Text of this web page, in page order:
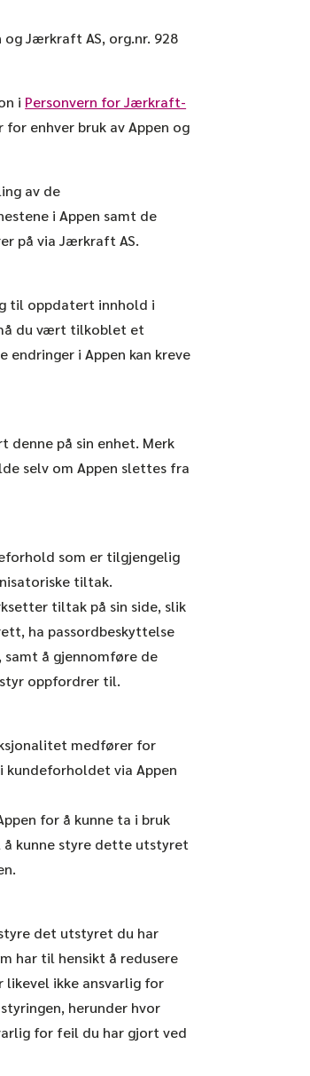
ogJærkraft AS, org.nr. 928
i Personvern for Jærkraft-
for enhver bruk av Appen og
av de
i Appen samt de
på via Jærkraft AS.
til oppdatert innhold i
du vært tilkoblet et
i Appen kan kreve
denne på sin enhet. Merk
selv om Appen slettes fra
som er tilgjengelig
tiltak.
tiltak på sin side, slik
ha passordbeskyttelse
å gjennomføre de
oppfordrer til.
medfører for
via Appen
for å kunne ta i bruk
kunne styre dette utstyret
det utstyret du har
har til hensikt å redusere
ikke ansvarlig for
herunder hvor
for feil du har gjort ved